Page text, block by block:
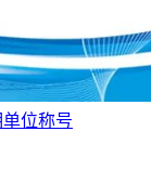
位称号